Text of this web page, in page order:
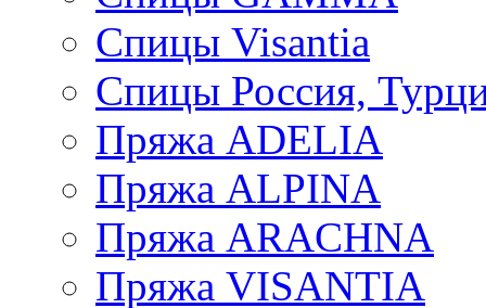
Спицы Visantia
Спицы Россия,
Пряжа ADELIA
Пряжа ALPINA
Пряжа ARACHNA
Пряжа VISANTIA